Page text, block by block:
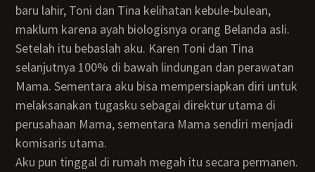
baru lahir, Toni dan Tina kelihatan kebule-bulean,
maklum karena ayah biologisnya orang Belanda asli.
Setelah itu bebaslah aku. Karen Toni dan Tina
selanjutnya 100% di bawah lindungan dan perawatan
Mama. Sementara aku bisa mempersiapkan diri untuk
melaksanakan tugasku sebagai direktur utama di
perusahaan Mama, sementara Mama sendiri menjadi
komisaris utama.
Aku pun tinggal di rumah megah itu secara permanen.